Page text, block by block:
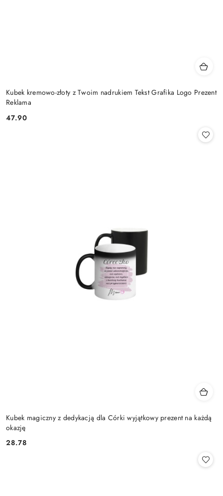
Kubek kremowo-złoty z Twoim nadrukiem Tekst Grafika Logo Prezent
Reklama
Cena:
47.90
Kubek magiczny z dedykacją dla Córki wyjątkowy prezent na każdą
okazję
Cena:
28.78